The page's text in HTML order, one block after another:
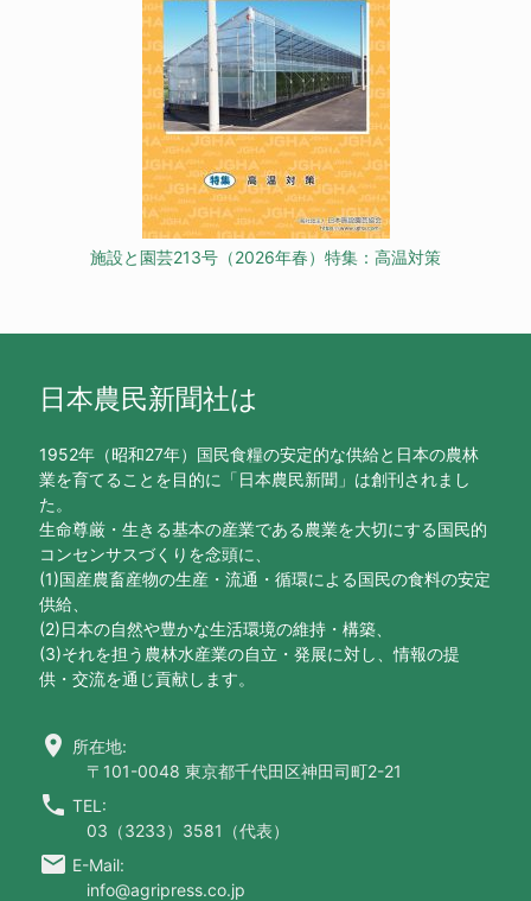
施設と園芸213号（2026年春）特集：高温対策
日本農民新聞社は
1952年（昭和27年）国民食糧の安定的な供給と日本の農林
業を育てることを目的に「日本農民新聞」は創刊されまし
た。
生命尊厳・生きる基本の産業である農業を大切にする国民的
コンセンサスづくりを念頭に、
(1)国産農畜産物の生産・流通・循環による国民の食料の安定
供給、
(2)日本の自然や豊かな生活環境の維持・構築、
(3)それを担う農林水産業の自立・発展に対し、情報の提
供・交流を通じ貢献します。
location_on 所在地:
〒101-0048 東京都千代田区神田司町2-21
call TEL:
03（3233）3581（代表）
email E-Mail:
info@agripress.co.jp